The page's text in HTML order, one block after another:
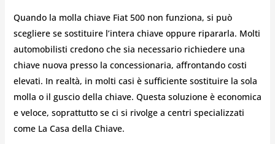
Quando la molla chiave Fiat 500 non funziona, si può
scegliere se sostituire l’intera chiave oppure ripararla. Molti
automobilisti credono che sia necessario richiedere una
chiave nuova presso la concessionaria, affrontando costi
elevati. In realtà, in molti casi è sufficiente sostituire la sola
molla o il guscio della chiave. Questa soluzione è economica
e veloce, soprattutto se ci si rivolge a centri specializzati
come La Casa della Chiave.